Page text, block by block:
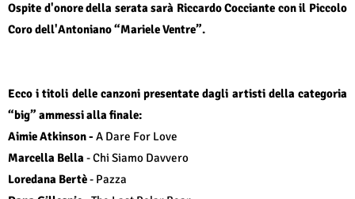
Ospite d'onore della serata sarà Riccardo Cocciante con il Piccolo
Coro dell'Antoniano “Mariele Ventre”.
Ecco i titoli delle canzoni presentate dagli artisti della categoria
“big” ammessi alla finale:
Aimie Atkinson - A Dare For Love
Marcella Bella - Chi Siamo Davvero
Loredana Bertè- Pazza